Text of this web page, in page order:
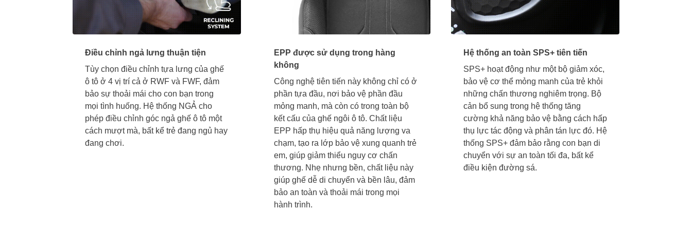
Điều chỉnh ngả lưng thuận tiện
Tùy chọn điều chỉnh tựa lưng của ghế
ô tô ở 4 vị trí cả ở RWF và FWF, đảm
bảo sự thoải mái cho con bạn trong
mọi tình huống. Hệ thống NGẢ cho
phép điều chỉnh góc ngả ghế ô tô một
cách mượt mà, bất kể trẻ đang ngủ hay
đang chơi.
EPP được sử dụng trong hàng
không
Công nghệ tiên tiến này không chỉ có ở
phần tựa đầu, nơi bảo vệ phần đầu
mỏng manh, mà còn có trong toàn bộ
kết cấu của ghế ngôi ô tô. Chất liệu
EPP hấp thụ hiệu quả năng lượng va
chạm, tạo ra lớp bảo vệ xung quanh trẻ
em, giúp giảm thiểu nguy cơ chấn
thương. Nhẹ nhưng bền, chất liệu này
giúp ghế dễ di chuyển và bền lâu, đảm
bảo an toàn và thoải mái trong mọi
hành trình.
Hệ thống an toàn SPS+ tiên tiến
SPS+ hoạt động như một bộ giảm xóc,
bảo vệ cơ thể mỏng manh của trẻ khỏi
những chấn thương nghiêm trọng. Bộ
cản bổ sung trong hệ thống tăng
cường khả năng bảo vệ bằng cách hấp
thụ lực tác động và phân tán lực đó. Hệ
thống SPS+ đảm bảo rằng con bạn di
chuyển với sự an toàn tối đa, bất kể
điều kiện đường sá.